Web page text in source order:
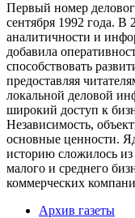
Первый номер
сентября 1992 года. В
аналитичности и
добавила
способствовать
предоставляя
локальной деловой
широкий доступ к
Независимость,
основные ценности.
историю сложилось из
малого и среднего
коммерческих
Архив газеты